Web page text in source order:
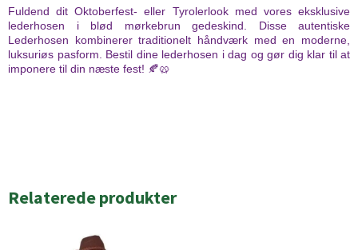
Fuldend dit Oktoberfest- eller Tyrolerlook med vores eksklusive
lederhosen i blød mørkebrun gedeskind. Disse autentiske
Lederhosen kombinerer traditionelt håndværk med en moderne,
luksuriøs pasform. Bestil dine lederhosen i dag og gør dig klar til at
imponere til din næste fest! 🍂🥨
Relaterede produkter